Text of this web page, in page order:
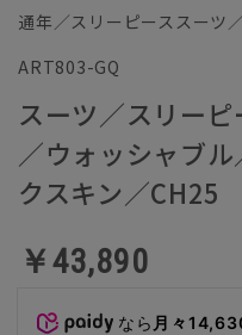
通年／スリーピーススーツ
ART803-GQ
スーツ／スリー
／ウォッシャブ
クスキン／CH25
￥43,890
なら 月々